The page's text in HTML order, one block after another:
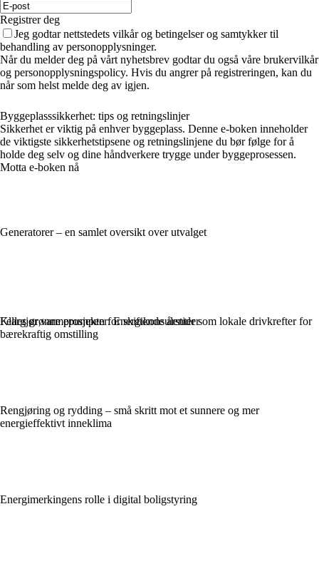
Registrer deg
Jeg godtar nettstedets vilkår og betingelser og samtykker til
behandling av personopplysninger.
Når du melder deg på vårt nyhetsbrev godtar du også våre brukervilkår
og personopplysningspolicy. Hvis du angrer på registreringen, kan du
når som helst melde deg av igjen.
Byggeplasssikkerhet: tips og retningslinjer
Sikkerhet er viktig på enhver byggeplass. Denne e-boken inneholder
de viktigste sikkerhetstipsene og retningslinjene du bør følge for å
holde deg selv og dine håndverkere trygge under byggeprosessen.
Motta e-boken nå
Generatorer – en samlet oversikt over utvalget
Felles grønne prosjekter: Energikonsulenter som lokale drivkrefter for
bærekraftig omstilling
Rengjøring og rydding – små skritt mot et sunnere og mer
energieffektivt inneklima
Energimerkingens rolle i digital boligstyring
Klargjør varmepumpen for skiftende årstider